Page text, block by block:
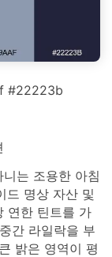
#22223b
는 조용한 아침
드 명상 자산 및
연한 틴트를 가
간 라일락을 부
밝은 영역이 평